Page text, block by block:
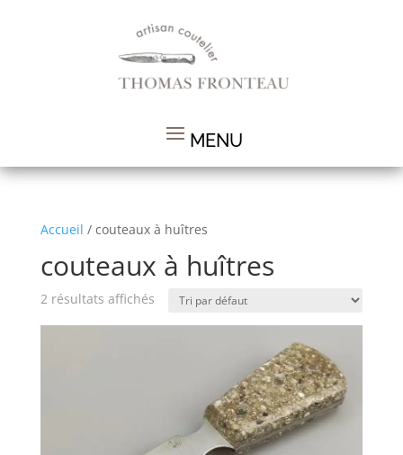
Accueil / couteaux à huîtres
couteaux à huîtres
2 résultats affichés